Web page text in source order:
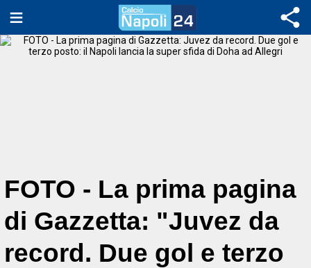
FOTO - La prima pagina
di Gazzetta: "Juvez da
record. Due gol e terzo